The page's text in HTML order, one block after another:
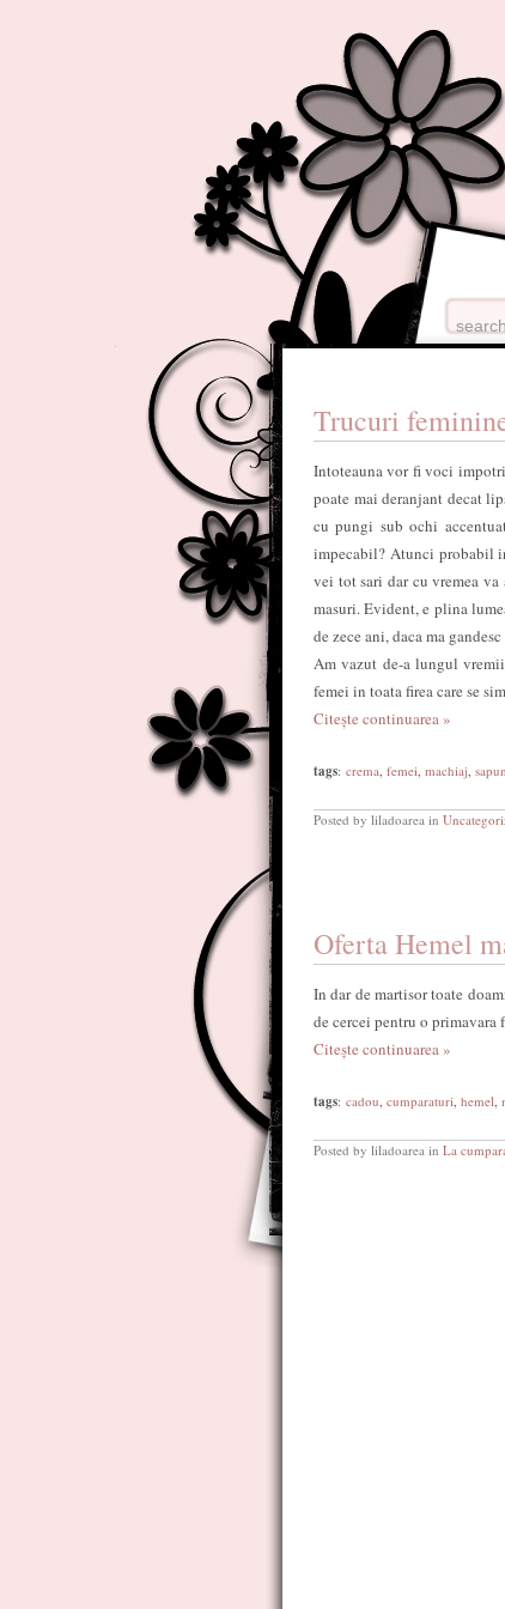
Trucuri
Intoteauna vor fi voci
poate mai deranjant decat
cu pungi sub ochi
impecabil? Atunci probabil
vei tot sari dar cu vremea
masuri. Evident, e plina
de zece ani, daca ma
Am vazut de-a lungul
femei in toata firea care se
Citește continuarea »
tags: crema, femei, machiaj, sapun
Posted by liladoarea in
Oferta Hemel
In dar de martisor toate
de cercei pentru o primavara
Citește continuarea »
tags: cadou, cumparaturi, hemel,
Posted by liladoarea in La